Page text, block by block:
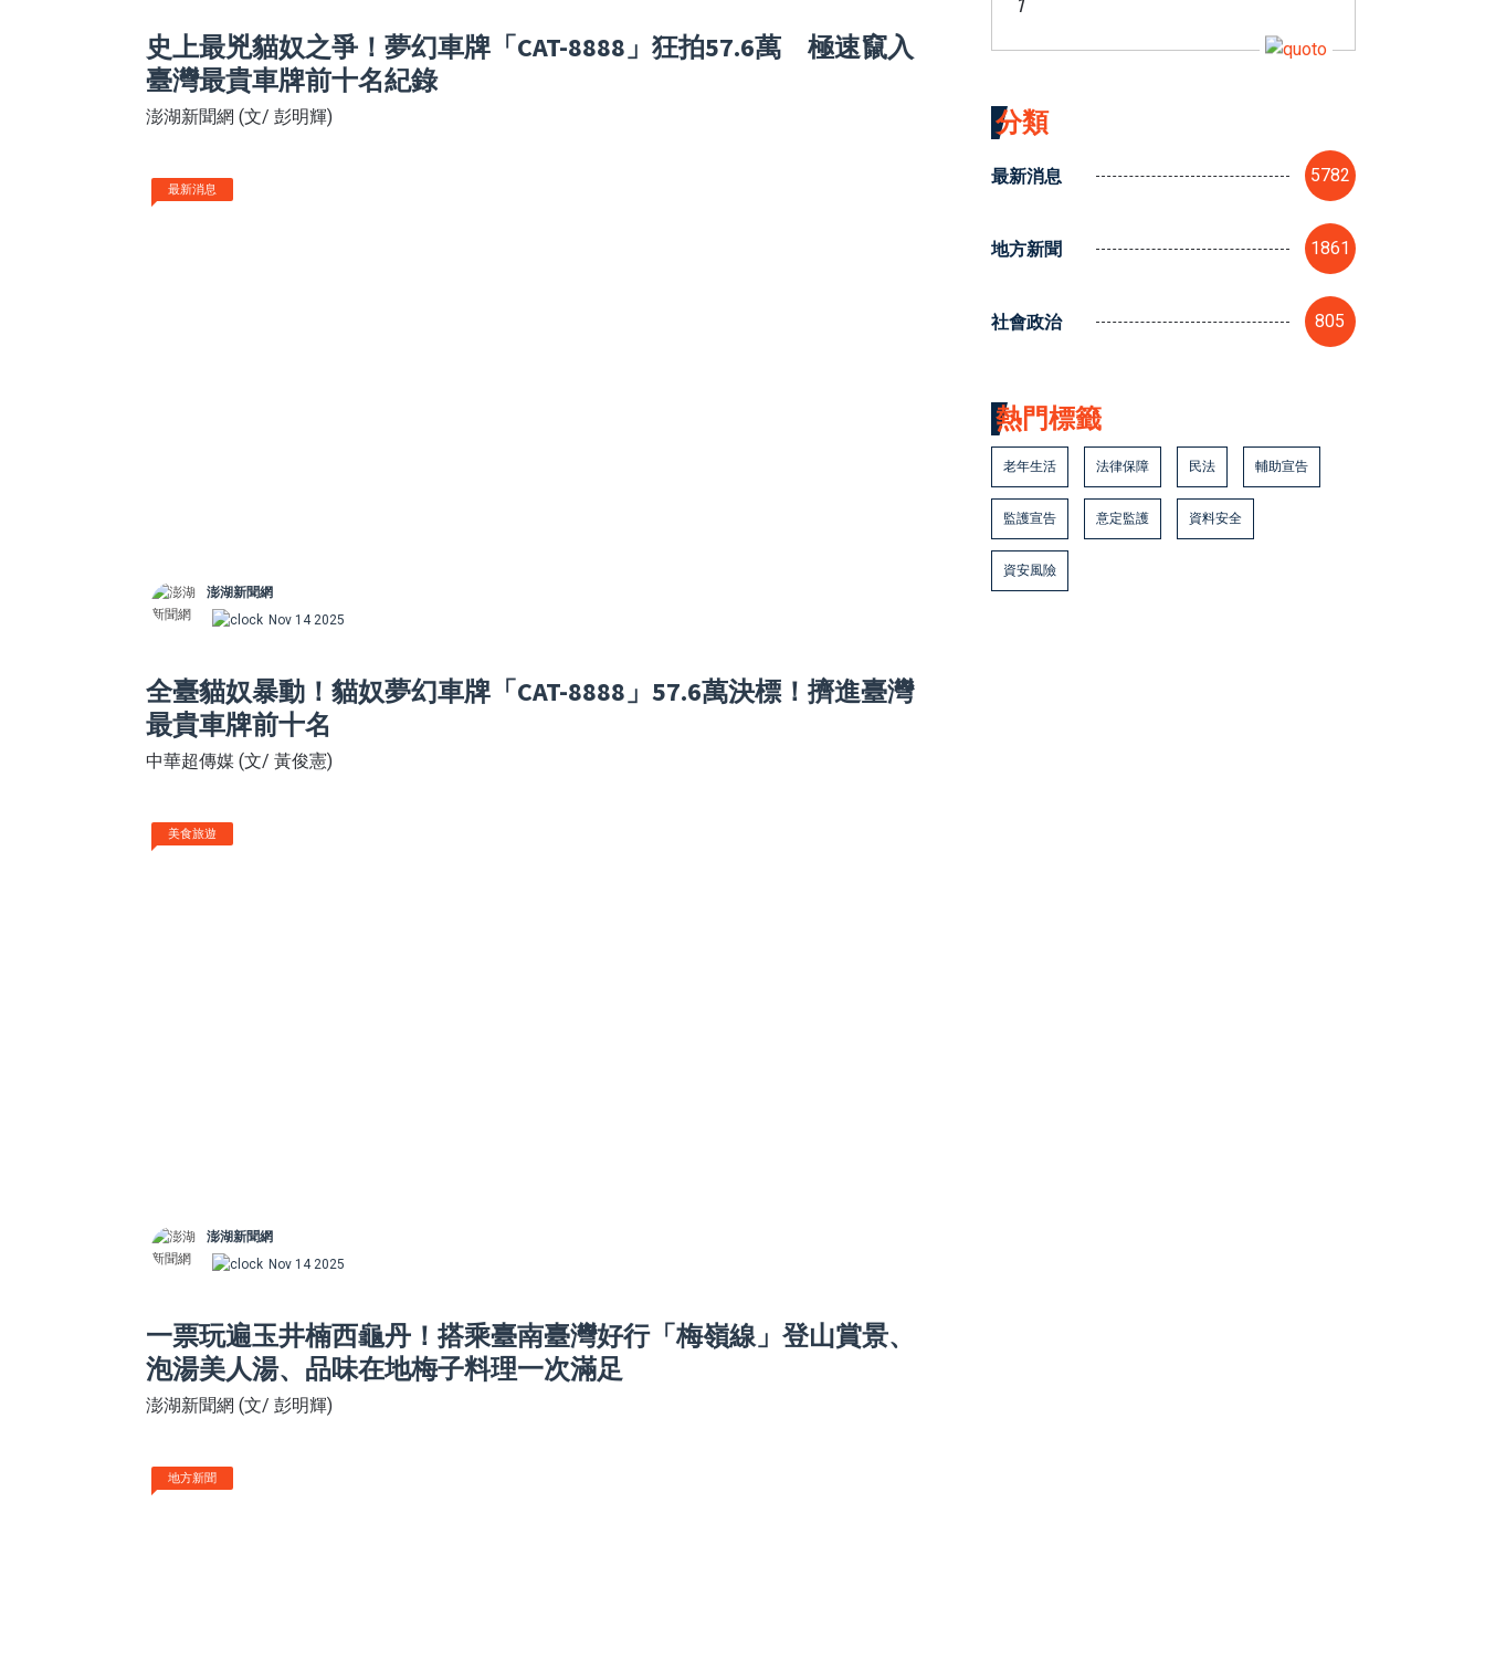
史上最兇貓奴之爭！夢幻車牌「CAT-8888」狂拍57.6萬 極速竄入
臺灣最貴車牌前十名紀錄
澎湖新聞網 (文/ 彭明輝)
最新消息
澎湖新聞網
Nov 14 2025
全臺貓奴暴動！貓奴夢幻車牌「CAT-8888」57.6萬決標！擠進臺灣
最貴車牌前十名
中華超傳媒 (文/ 黃俊憲)
美食旅遊
澎湖新聞網
Nov 14 2025
一票玩遍玉井楠西龜丹！搭乘臺南臺灣好行「梅嶺線」登山賞景、
泡湯美人湯、品味在地梅子料理一次滿足
澎湖新聞網 (文/ 彭明輝)
地方新聞
1
分類
最新消息 5782
地方新聞 1861
社會政治 805
熱門標籤
老年生活 法律保障 民法 輔助宣告
監護宣告 意定監護 資料安全
資安風險